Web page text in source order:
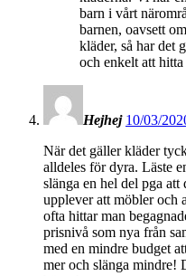
barn i vårt
barnen, oavsett
kläder, så har det
och enkelt att
Hejhej 10/03/
När det gäller kläder
alldeles för dyra. Läste
slänga en hel del pga
upplever att möbler och
ofta hittar man
prisnivå som nya från
med en mindre budget
mer och slänga mindre!